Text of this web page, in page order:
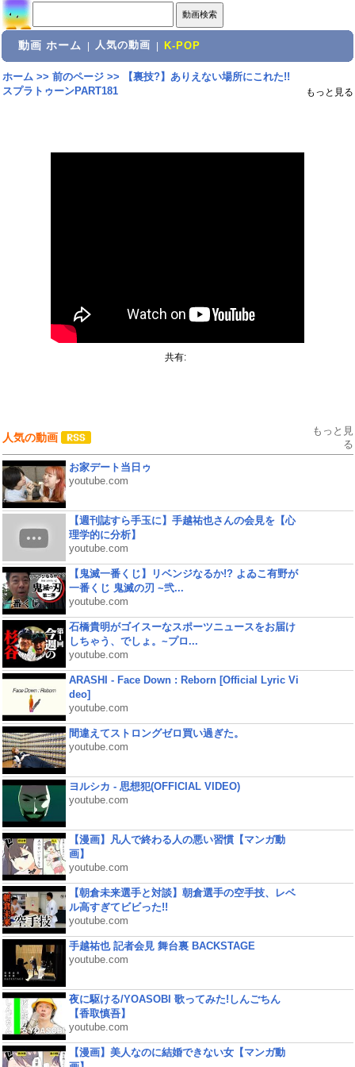
動画 ホーム 人気の動画 K-POP
ホーム>> 前のページ>>
【裏技?】ありえない場所にこれた!!
スプラトゥーンPART181
もっと見る
共有:
人気の動画
もっと見
る
お家デート当日ゥ
youtube.com
【週刊誌すら手玉に】手越祐也さんの会見を【心
理学的に分析】
youtube.com
【鬼滅一番くじ】リベンジなるか!? よゐこ有野が
一番くじ 鬼滅の刃 ~弐...
youtube.com
石橋貴明がゴイスーなスポーツニュースをお届け
しちゃう、でしょ。~プロ...
youtube.com
ARASHI - Face Down : Reborn [Official Lyric Vi
deo]
youtube.com
間違えてストロングゼロ買い過ぎた。
youtube.com
ヨルシカ - 思想犯(OFFICIAL VIDEO)
youtube.com
【漫画】凡人で終わる人の悪い習慣【マンガ動
画】
youtube.com
【朝倉未来選手と対談】朝倉選手の空手技、レベ
ル高すぎてビビった!!
youtube.com
手越祐也 記者会見 舞台裏 BACKSTAGE
youtube.com
夜に駆ける/YOASOBI 歌ってみた!しんごちん
【香取慎吾】
youtube.com
【漫画】美人なのに結婚できない女【マンガ動